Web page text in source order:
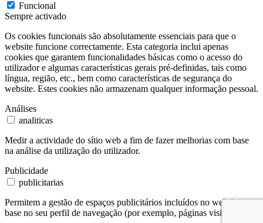
Funcional
Sempre activado
Os cookies funcionais são absolutamente essenciais para que o
website funcione correctamente. Esta categoria inclui apenas
cookies que garantem funcionalidades básicas como o acesso do
utilizador e algumas características gerais pré-definidas, tais como
língua, região, etc., bem como características de segurança do
website. Estes cookies não armazenam qualquer informação pessoal.
Análises
analiticas
Medir a actividade do sítio web a fim de fazer melhorias com base
na análise da utilização do utilizador.
Publicidade
publicitarias
Permitem a gestão de espaços publicitários incluídos no website com
base no seu perfil de navegação (por exemplo, páginas visitadas).